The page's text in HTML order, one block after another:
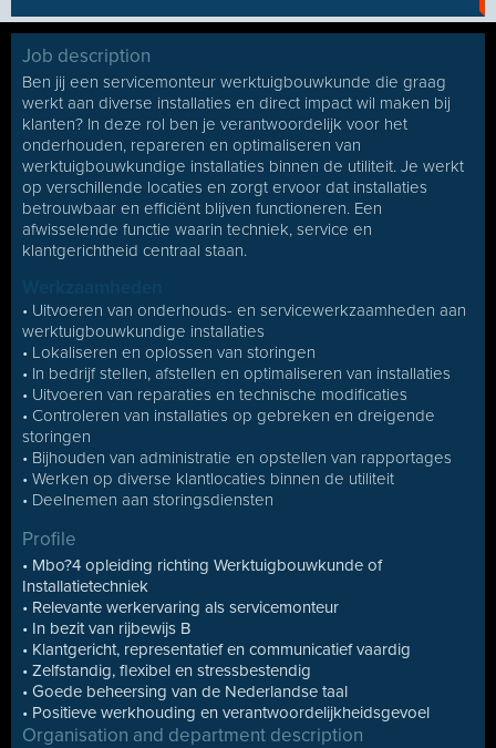
Job description
Ben jij een servicemonteur werktuigbouwkunde die graag
werkt aan diverse installaties en direct impact wil maken bij
klanten? In deze rol ben je verantwoordelijk voor het
onderhouden, repareren en optimaliseren van
werktuigbouwkundige installaties binnen de utiliteit. Je werkt
op verschillende locaties en zorgt ervoor dat installaties
betrouwbaar en efficiënt blijven functioneren. Een
afwisselende functie waarin techniek, service en
klantgerichtheid centraal staan.
• Uitvoeren van onderhouds- en servicewerkzaamheden aan
werktuigbouwkundige installaties
• Lokaliseren en oplossen van storingen
• In bedrijf stellen, afstellen en optimaliseren van installaties
• Uitvoeren van reparaties en technische modificaties
• Controleren van installaties op gebreken en dreigende
storingen
• Bijhouden van administratie en opstellen van rapportages
• Werken op diverse klantlocaties binnen de utiliteit
• Deelnemen aan storingsdiensten
Profile
• Mbo?4 opleiding richting Werktuigbouwkunde of
Installatietechniek
• Relevante werkervaring als servicemonteur
• In bezit van rijbewijs B
• Klantgericht, representatief en communicatief vaardig
• Zelfstandig, flexibel en stressbestendig
• Goede beheersing van de Nederlandse taal
• Positieve werkhouding en verantwoordelijkheidsgevoel
Organisation and department description